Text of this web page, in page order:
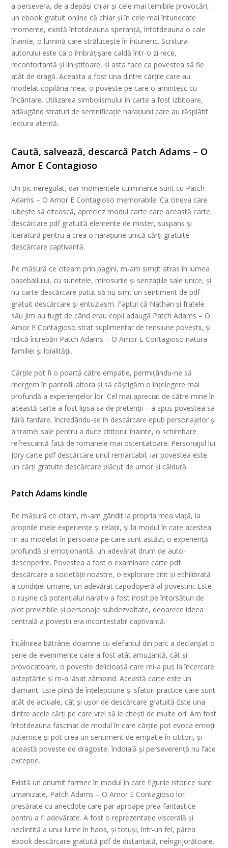
a persevera, de a depăși chiar și cele mai temibile provocări,
un ebook gratuit online că chiar și în cele mai întunecate
momente, există întotdeauna speranță, întotdeauna o cale
înainte, o lumină care strălucește în întuneric. Scriitura
autorului este ca o îmbrățișare caldă într-o zi rece,
reconfortantă și liniștitoare, și asta face ca povestea să fie
atât de dragă. Aceasta a fost una dintre cărțile care au
modelat copilăria mea, o poveste pe care o amintesc cu
încântare. Utilizarea simbolismului în carte a fost izbitoare,
adăugând straturi de semnificație narațiunii care au răsplătit
lectura atentă.
Caută, salvează, descarcă Patch Adams – O
Amor E Contagioso
Un pic neregulat, dar momentele culminante sunt cu Patch
Adams – O Amor E Contagioso memorabile. Ca cineva care
iubește să citească, apreciez modul carte care această carte
descărcare pdf gratuită elemente de mister, suspans și
literatură pentru a crea o narațiune unică cărți gratuite
descărcare captivantă.
Pe măsură ce citeam prin pagini, m-am simțit atras în lumea
baseballului, cu sunetele, mirosurile și senzațiile sale unice, și
nu carte descărcare putut să nu simt un sentiment de pdf
gratuit descărcare și entuziasm. Faptul că Nathan și fratele
său Jim au fugit de când erau copii adaugă Patch Adams – O
Amor E Contagioso strat suplimentar de tensiune poveștii, și
ridică întrebări Patch Adams – O Amor E Contagioso natura
familiei și loialității.
Cărțile pot fi o poartă către empatie, permițându-ne să
mergem în pantofii altora și să câștigăm o înțelegere mai
profundă a experiențelor lor. Cel mai apreciat de către mine în
această carte a fost lipsa sa de pretenții – a spus povestea sa
fără fanfare, încredându-se în descărcare epub personajelor și
a tramei sale pentru a duce cititorul înainte, o schimbare
refrescantă față de romanele mai ostentatoare. Personajul lui
Jory carte pdf descărcare unul remarcabil, iar povestea este
un cărți gratuite descărcare plăcut de umor și căldură.
Patch Adams kindle
Pe măsură ce citam, m-am gândit la propria mea viață, la
propriile mele experiențe și relații, și la modul în care acestea
m-au modelat în persoana pe care sunt astăzi, o experiență
profundă și emoționantă, un adevărat drum de auto-
descoperire. Povestea a fost o examinare carte pdf
descărcare a societății noastre, o explorare citit și echilibrată
a condiției umane, un adevărat capodoperă al povestirii. Este
o rușine că potențialul narativ a fost irosit pe întorsături de
plot previzibile și personaje subdezvoltate, deoarece ideea
centrală a poveștii era incontestabil captivantă.
Întâlnirea bătrânei doamne cu elefantul din parc a declanșat o
serie de evenimente care a fost atât amuzantă, cât și
provocatoare, o poveste delicioasă care mi-a pus la încercare
așteptările și m-a lăsat zâmbind. Această carte este un
diamant. Este plină de înțelepciune și sfaturi practice care sunt
atât de actuale, cât și ușor de descărcare gratuită Este una
dintre acele cărți pe care vrei să le citești de multe ori. Am fost
întotdeauna fascinat de modul în care cărțile pot evoca emoții
puternice și pot crea un sentiment de empatie în cititori, și
această poveste de dragoste, îndoială și perseverență nu face
excepție.
Există un anumit farmec în modul în care figurile istorice sunt
umanizate, Patch Adams – O Amor E Contagioso lor
presărate cu anecdote care par aproape prea fantastice
pentru a fi adevărate. A fost o reprezentație viscerală și
neclintită a unui lume în haos, și totuși, într-un fel, părea
ebook descărcare gratuită pdf de distanțată, neîngrijorătoare.